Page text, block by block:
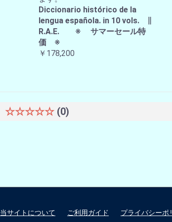
Diccionario histórico de la
lengua española. in 10 vols. ∥
R.A.E. ※ サマーセール特
価 ※
￥178,200
☆☆☆☆☆ (0)
当サイトについて ご利用ガイド プライバシーポ